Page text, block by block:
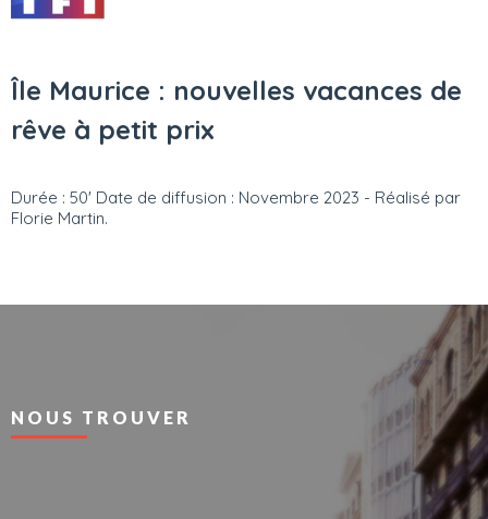
Île Maurice : nouvelles vacances de
rêve à petit prix
Durée : 50' Date de diffusion : Novembre 2023 - Réalisé par
Florie Martin.
NOUS TROUVER